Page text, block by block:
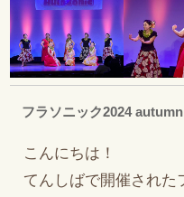
フラソニック2024
こんにちは！
てんしばで開催された